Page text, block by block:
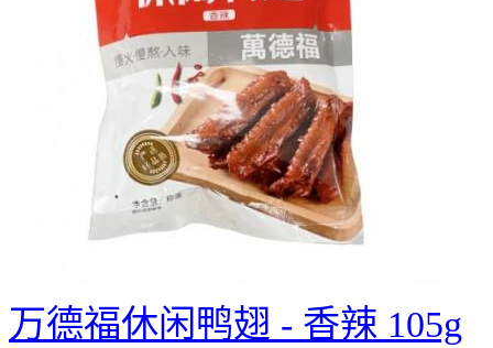
万德福休闲鸭翅 - 香辣 105g